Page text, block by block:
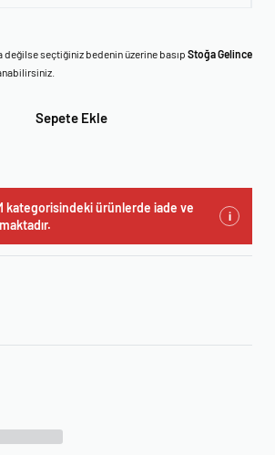
seçtiğiniz bedenin üzerine basıp Stoğa Gelince
Sepete Ekle
kategorisindeki ürünlerde iade ve
i